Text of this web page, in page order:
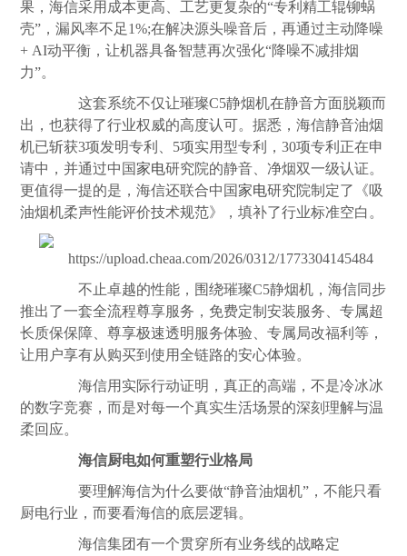
果，海信采用成本更高、工艺更复杂的“专利精工辊铆蜗
壳”，漏风率不足1%;在解决源头噪音后，再通过主动降噪
+ AI动平衡，让机器具备智慧再次强化“降噪不减排烟
力”。
这套系统不仅让璀璨C5静烟机在静音方面脱颖而
出，也获得了行业权威的高度认可。据悉，海信静音油烟
机已斩获3项发明专利、5项实用型专利，30项专利正在申
请中，并通过中国 家电研究院的静音、净烟双一级认证。
更值得一提的是，海信还联合中国 家电研究院制定了《吸
油烟机柔声性能评价技术规范》，填补了行业标准空白。
不止卓越的性能，围绕璀璨C5静烟机，海信同步
推出了一套全流程尊享服务，免费定制安装服务、专属超
长质保保障、尊享极速透明服务体验、专属局改福利等，
让用户享有从购买到使用全链路的安心体验。
海信用实际行动证明，真正的高端，不是冷冰冰
的数字竞赛，而是对每一个真实生活场景的深刻理解与温
柔回应。
海信厨电如何重塑行业格局
要理解海信为什么要做“静音油烟机”，不能只看
厨电行业，而要看海信的底层逻辑。
海信集团有一个贯穿所有业务线的战略定